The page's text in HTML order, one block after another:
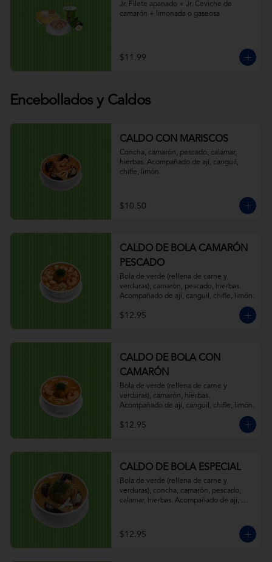
Jr. Filete apanado + Jr. Ceviche de
camarón + limonada o gaseosa
$11.99
Encebollados y Caldos
CALDO CON MARISCOS
Concha, camarón, pescado, calamar,
hierbas. Acompañado de ají, canguil,
chifle, limón.
$10.50
CALDO DE BOLA CAMARÓN
PESCADO
Bola de verde (rellena de carne y
verduras), camarón, pescado, hierbas.
Acompañado de ají, canguil, chifle, limón.
$12.95
CALDO DE BOLA CON
CAMARÓN
Bola de verde (rellena de carne y
verduras), camarón, hierbas.
Acompañado de ají, canguil, chifle, limón.
$12.95
CALDO DE BOLA ESPECIAL
Bola de verde (rellena de carne y
verduras), concha, camarón, pescado,
calamar, hierbas. Acompañado de ají,
$12.95